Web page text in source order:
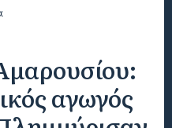
αγωγός